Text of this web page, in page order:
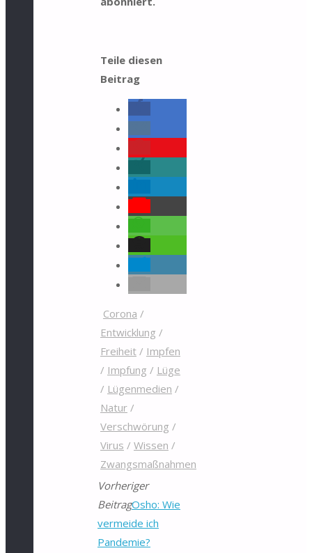
Teile diesen
Beitrag
Corona /
Entwicklung /
Freiheit/ Impfen
/ Impfung / Lüge
/ Lügenmedien /
Natur/
Verschwörung /
Virus / Wissen /
Zwangsmaßnahmen
Vorheriger
BeitragOsho: Wie
vermeide ich
Pandemie?